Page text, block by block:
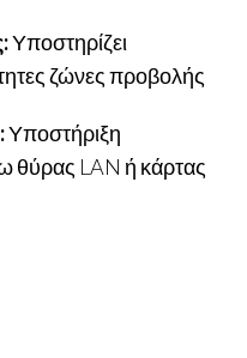
Υποστηρίζει
ζώνες προβολής
Υποστήριξη
θύρας LAN ή κάρτας